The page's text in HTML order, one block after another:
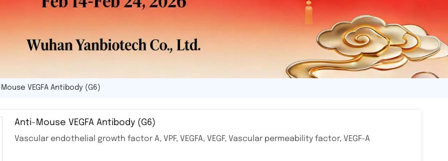
VEGFA Antibody (G6)
Anti-Mouse VEGFA Antibody (G6)
Vascular endothelial growth factor A, VPF, VEGFA, VEGF, Vascular permeability factor, VEGF-A